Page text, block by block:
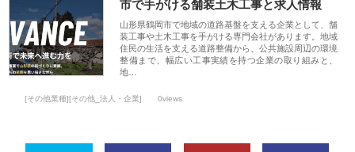
市で手がける舗装土木工事と求人情報
山形県鶴岡市で地域の道路基盤を支える企業として、舗
装工事や土木工事を手がける専門会社があります。地域
住民の生活を支える道路整備から、公共施設周辺の環境
整備まで、幅広い工事実績を持つ企業の取り組みと、
地…
[その他業種][その他_法人・企業] 0views